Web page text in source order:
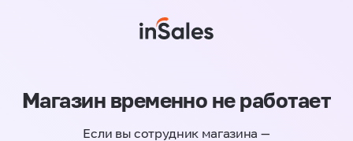
Магазин временно не работает
Если вы сотрудник магазина —